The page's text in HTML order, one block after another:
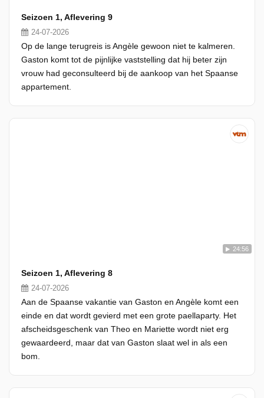
Seizoen 1, Aflevering 9
24-07-2026
Op de lange terugreis is Angèle gewoon niet te kalmeren.
Gaston komt tot de pijnlijke vaststelling dat hij beter zijn
vrouw had geconsulteerd bij de aankoop van het Spaanse
appartement.
24:56
Seizoen 1, Aflevering 8
24-07-2026
Aan de Spaanse vakantie van Gaston en Angèle komt een
einde en dat wordt gevierd met een grote paellaparty. Het
afscheidsgeschenk van Theo en Mariette wordt niet erg
gewaardeerd, maar dat van Gaston slaat wel in als een
bom.